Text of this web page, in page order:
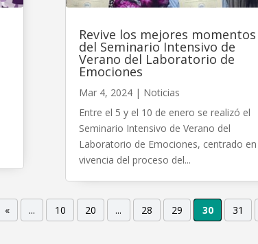
Revive los mejores momentos
del Seminario Intensivo de
Verano del Laboratorio de
Emociones
Mar 4, 2024| Noticias
Entre el 5 y el 10 de enero se realizó el
Seminario Intensivo de Verano del
Laboratorio de Emociones, centrado en
vivencia del proceso del...
« ... 10 20 ... 28 29 30 31